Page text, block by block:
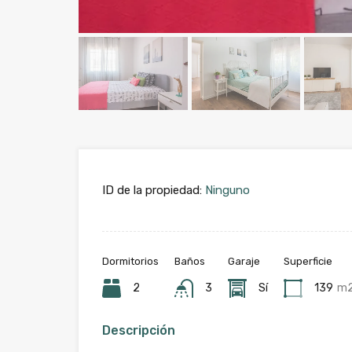
ID de la propiedad: Ninguno
Dormitorios
2
Baños
3
Garaje
Sí
Superficie
139
Descripción